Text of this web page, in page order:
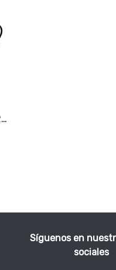
Transformador DC12V 10A 120W con cable PC
Síguenos en
sociales